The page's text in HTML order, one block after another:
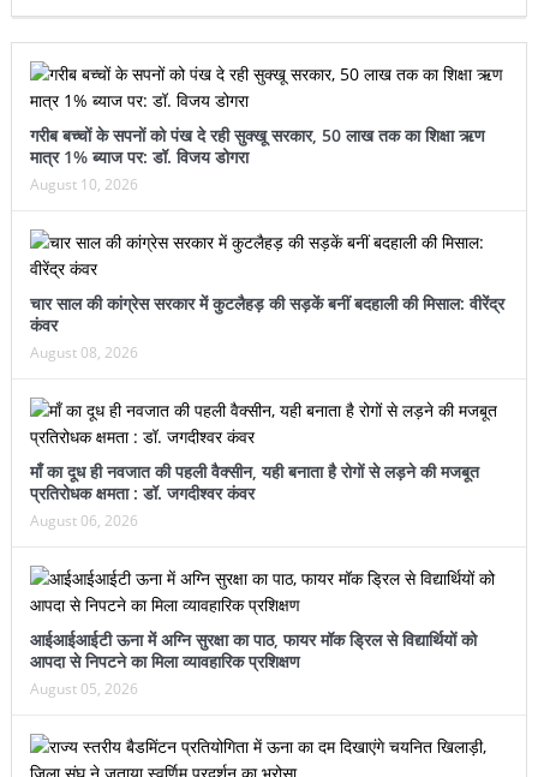
गरीब बच्चों के सपनों को पंख दे रही सुक्खू सरकार, 50 लाख तक का शिक्षा ऋण
मात्र 1% ब्याज पर: डॉ. विजय डोगरा
August 10, 2026
चार साल की कांग्रेस सरकार में कुटलैहड़ की सड़कें बनीं बदहाली की मिसाल: वीरेंद्र
कंवर
August 08, 2026
माँ का दूध ही नवजात की पहली वैक्सीन, यही बनाता है रोगों से लड़ने की मजबूत
प्रतिरोधक क्षमता : डॉ. जगदीश्वर कंवर
August 06, 2026
आईआईआईटी ऊना में अग्नि सुरक्षा का पाठ, फायर मॉक ड्रिल से विद्यार्थियों को
आपदा से निपटने का मिला व्यावहारिक प्रशिक्षण
August 05, 2026